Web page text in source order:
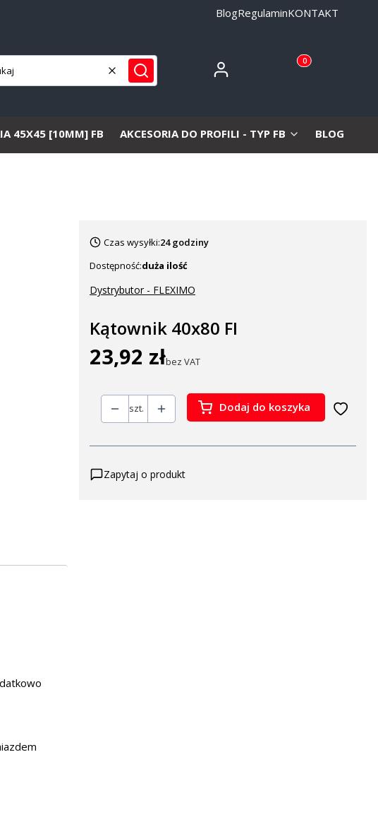
BlogRegulaminKONTAKT
WyczyśćSzukaj
Zaloguj się Produkty w
Koszyk
45X45 [10MM] FB AKCESORIA DO PROFILI - TYP FB BLOG
Czas wysyłki:24 godziny
Dostępność:duża ilość
Dystrybutor - FLEXIMO
Kątownik 40x80 FI
Cena
23,92 złbez VAT
szt. Dodaj do koszyka
Zapytaj o produkt